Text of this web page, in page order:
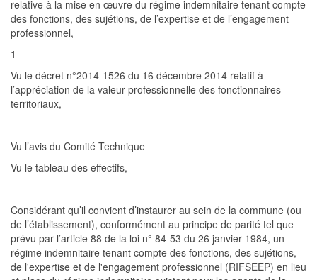
relative à la mise en œuvre du régime indemnitaire tenant compte
des fonctions, des sujétions, de l’expertise et de l’engagement
professionnel,
1
Vu le décret n°2014-1526 du 16 décembre 2014 relatif à
l’appréciation de la valeur professionnelle des fonctionnaires
territoriaux,
Vu l’avis du Comité Technique
Vu le tableau des effectifs,
Considérant qu’il convient d’instaurer au sein de la commune (ou
de l’établissement), conformément au principe de parité tel que
prévu par l’article 88 de la loi n° 84-53 du 26 janvier 1984, un
régime indemnitaire tenant compte des fonctions, des sujétions,
de l'expertise et de l'engagement professionnel (RIFSEEP) en lieu